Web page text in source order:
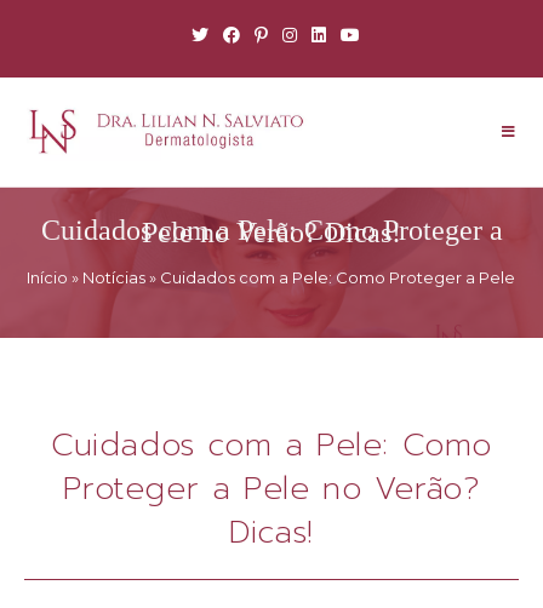
Cuidados com a Pele: Como Proteger a Pele no Verão? Dicas!
Início » Notícias» Cuidados com a Pele: Como Proteger a Pele no
Cuidados com a Pele: Como
Proteger a Pele no Verão?
Dicas!